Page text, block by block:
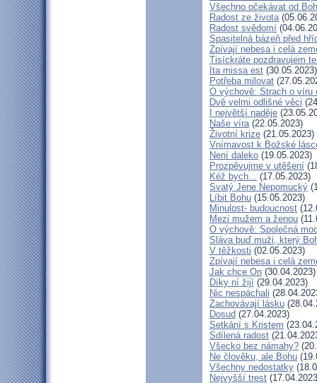
Všechno očekávat od
Radost ze života
Radost svědomí
Spasitelná bázeň před
Zpívají nebesa i celá
Tisíckráte pozdravujem
Ita missa est (30.05.2023)
Potřeba milovat
O výchově: Strach o víru
Dvě velmi odlišné věci
I největší naděje
Naše víra(22.05.2023)
Životní krize (21.05.2023)
Vnímavost k Božské
Není daleko (19.05.2023)
Prozpěvujme v utěšení
Kéž bych... (17.05.2023)
Svatý Jene Nepomucký
Líbit Bohu (15.05.2023)
Minulost- budoucnost
Mezi mužem a ženou
O výchově: Společná
Sláva buď muži, který
V těžkosti (02.05.2023)
Zpívají nebesa i celá
Jak chce On (30.04.2023)
Díky ní žijí (29.04.2023)
Nic nespáchali
Zachovávají lásku
Dosud (27.04.2023)
Setkání s Kristem
Sdílená radost
Všecko bez námahy?
Ne člověku, ale Bohu
Všechny nedostatky
Nejvyšší trest